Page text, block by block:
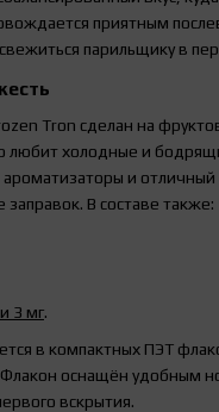
приятным
парильщику в
Tron сделан на
любит холодные и
и отличный
В составе также:
3 мг.
в компактных ПЭТ
оснащён удобным
вскрытия.